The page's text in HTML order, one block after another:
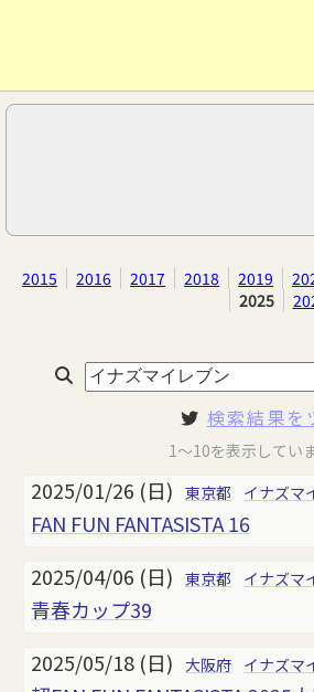
2015 2016 2017 2018 2019
2025
検索結果を
1～10を表示してい
2025/01/26 (日) 東京都 イナズマ
FAN FUN FANTASISTA 16
2025/04/06 (日) 東京都 イナズマ
青春カップ39
2025/05/18 (日) 大阪府 イナズマ